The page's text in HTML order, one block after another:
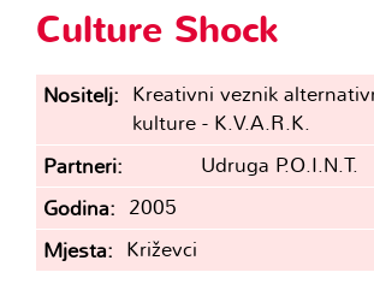
Culture Shock
Nositelj
Kreativni veznik
kulture - K.V.A.R.K.
Partneri
Udruga P.O.I.N.T.
Godina
2005
Mjesta
Križevci